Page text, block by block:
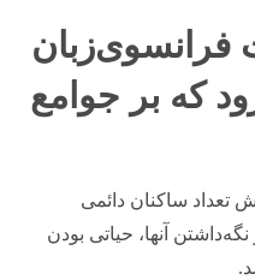
فرانسوی‌زبان
که بر جوامع
تعداد ساکنان دائمی
آنها، حیاتی بودن